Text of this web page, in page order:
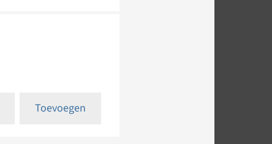
Toevoegen